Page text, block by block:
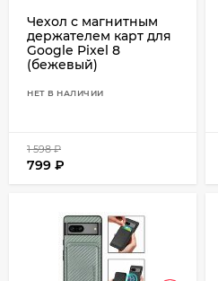
Чехол с магнитным
держателем карт для
Google Pixel 8
(бежевый)
НЕТ В НАЛИЧИИ
1 598₽
799 ₽